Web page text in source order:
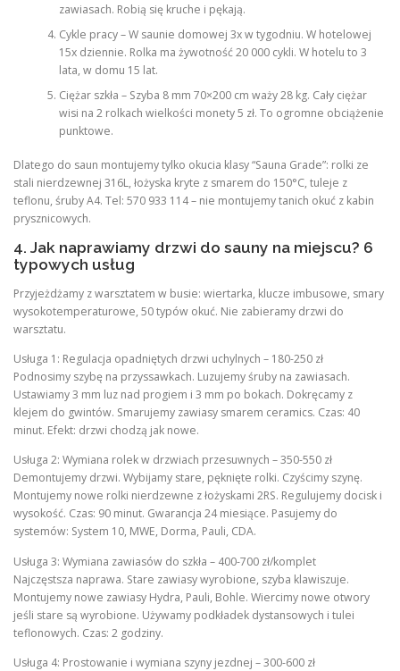
zawiasach. Robią się kruche i pękają.
Cykle pracy – W saunie domowej 3x w tygodniu. W hotelowej
15x dziennie. Rolka ma żywotność 20 000 cykli. W hotelu to 3
lata, w domu 15 lat.
Ciężar szkła – Szyba 8 mm 70×200 cm waży 28 kg. Cały ciężar
wisi na 2 rolkach wielkości monety 5 zł. To ogromne obciążenie
punktowe.
Dlatego do saun montujemy tylko okucia klasy “Sauna Grade”: rolki ze
stali nierdzewnej 316L, łożyska kryte z smarem do 150°C, tuleje z
teflonu, śruby A4. Tel: 570 933 114 – nie montujemy tanich okuć z kabin
prysznicowych.
4. Jak naprawiamy drzwi do sauny na miejscu? 6
typowych usług
Przyjeżdżamy z warsztatem w busie: wiertarka, klucze imbusowe, smary
wysokotemperaturowe, 50 typów okuć. Nie zabieramy drzwi do
warsztatu.
Usługa 1: Regulacja opadniętych drzwi uchylnych – 180-250 zł
Podnosimy szybę na przyssawkach. Luzujemy śruby na zawiasach.
Ustawiamy 3 mm luz nad progiem i 3 mm po bokach. Dokręcamy z
klejem do gwintów. Smarujemy zawiasy smarem ceramics. Czas: 40
minut. Efekt: drzwi chodzą jak nowe.
Usługa 2: Wymiana rolek w drzwiach przesuwnych – 350-550 zł
Demontujemy drzwi. Wybijamy stare, pęknięte rolki. Czyścimy szynę.
Montujemy nowe rolki nierdzewne z łożyskami 2RS. Regulujemy docisk i
wysokość. Czas: 90 minut. Gwarancja 24 miesiące. Pasujemy do
systemów: System 10, MWE, Dorma, Pauli, CDA.
Usługa 3: Wymiana zawiasów do szkła – 400-700 zł/komplet
Najczęstsza naprawa. Stare zawiasy wyrobione, szyba klawiszuje.
Montujemy nowe zawiasy Hydra, Pauli, Bohle. Wiercimy nowe otwory
jeśli stare są wyrobione. Używamy podkładek dystansowych i tulei
teflonowych. Czas: 2 godziny.
Usługa 4: Prostowanie i wymiana szyny jezdnej – 300-600 zł